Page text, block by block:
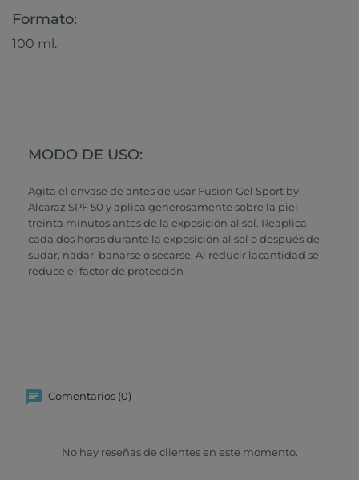
Formato:
100 ml.
MODO DE USO:
Agita el envase de antes de usar Fusion Gel Sport by
Alcaraz SPF 50 y aplica generosamente sobre la piel
treinta minutos antes de la exposición al sol. Reaplica
cada dos horas durante la exposición al sol o después de
sudar, nadar, bañarse o secarse. Al reducir lacantidad se
reduce el factor de protección
Comentarios (0)
No hay reseñas de clientes en este momento.